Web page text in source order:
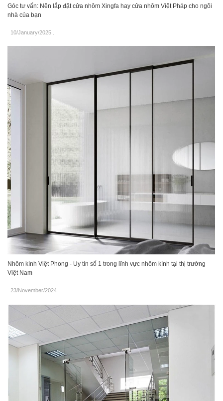
Góc tư vấn: Nên lắp đặt cửa nhôm Xingfa hay cửa nhôm Việt Pháp cho ngôi
nhà của bạn
10/January/2025 .
Nhôm kính Việt Phong - Uy tín số 1 trong lĩnh vực nhôm kính tại thị trường
Việt Nam
23/November/2024 .